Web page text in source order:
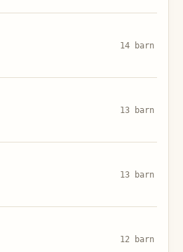
14 barn
13 barn
13 barn
12 barn